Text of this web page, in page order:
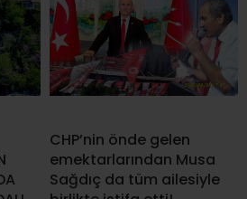
CHP’nin önde gelen
emektarlarından Musa
Sağdıç da tüm ailesiyle